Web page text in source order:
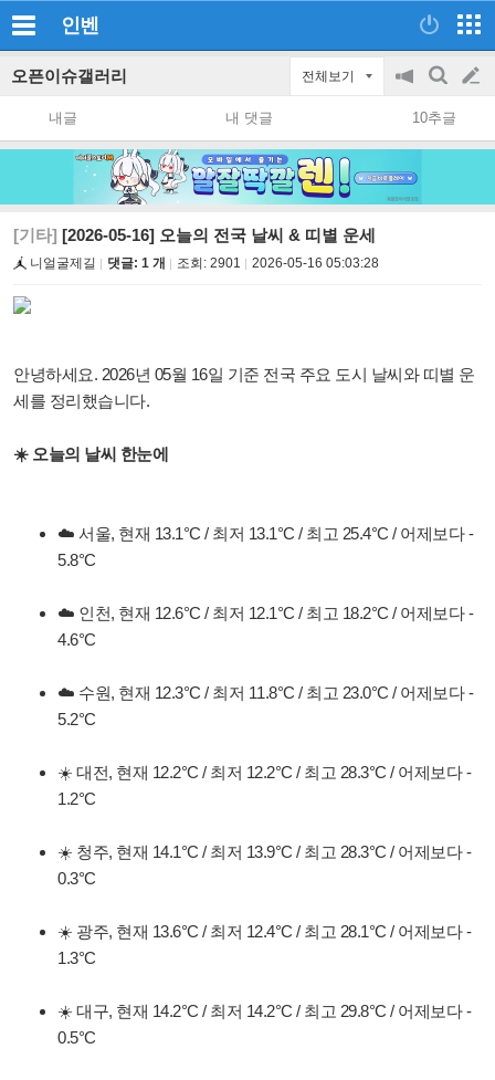
인벤
오픈이슈갤러리 전체보기
공
지
on/off
검
색
글
쓰
내글 내 댓글 10추글
[기타] [2026-05-16] 오늘의 전국 날씨 & 띠별 운세
니얼굴제길 댓글: 1 개 조회: 2901 2026-05-16 05:03:28
안녕하세요. 2026년 05월 16일 기준 전국 주요 도시 날씨와 띠별 운
세를 정리했습니다.
☀️ 오늘의 날씨 한눈에
☁️ 서울, 현재 13.1°C / 최저 13.1°C / 최고 25.4°C / 어제보다 -
5.8°C
☁️ 인천, 현재 12.6°C / 최저 12.1°C / 최고 18.2°C / 어제보다 -
4.6°C
☁️ 수원, 현재 12.3°C / 최저 11.8°C / 최고 23.0°C / 어제보다 -
5.2°C
☀️ 대전, 현재 12.2°C / 최저 12.2°C / 최고 28.3°C / 어제보다 -
1.2°C
☀️ 청주, 현재 14.1°C / 최저 13.9°C / 최고 28.3°C / 어제보다 -
0.3°C
☀️ 광주, 현재 13.6°C / 최저 12.4°C / 최고 28.1°C / 어제보다 -
1.3°C
☀️ 대구, 현재 14.2°C / 최저 14.2°C / 최고 29.8°C / 어제보다 -
0.5°C